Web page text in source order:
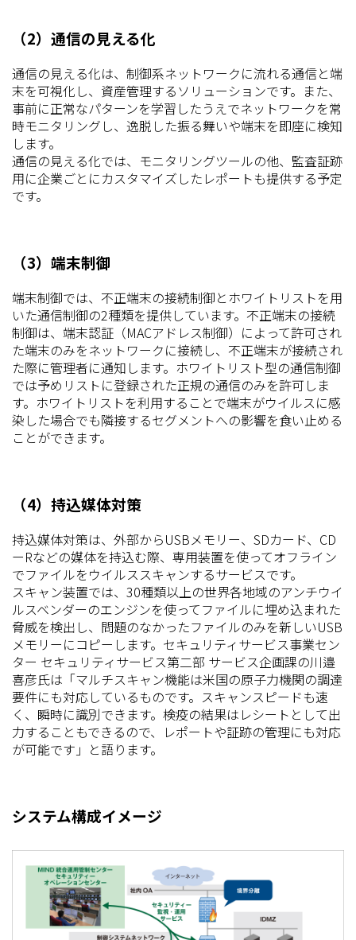
（2）通信の見える化
通信の見える化は、制御系ネットワークに流れる通信と端
末を可視化し、資産管理するソリューションです。また、
事前に正常なパターンを学習したうえでネットワークを常
時モニタリングし、逸脱した振る舞いや端末を即座に検知
します。
通信の見える化では、モニタリングツールの他、監査証跡
用に企業ごとにカスタマイズしたレポートも提供する予定
です。
（3）端末制御
端末制御では、不正端末の接続制御とホワイトリストを用
いた通信制御の2種類を提供しています。不正端末の接続
制御は、端末認証（MACアドレス制御）によって許可され
た端末のみをネットワークに接続し、不正端末が接続され
た際に管理者に通知します。ホワイトリスト型の通信制御
では予めリストに登録された正規の通信のみを許可しま
す。ホワイトリストを利用することで端末がウイルスに感
染した場合でも隣接するセグメントへの影響を食い止める
ことができます。
（4）持込媒体対策
持込媒体対策は、外部からUSBメモリー、SDカード、CD
ーRなどの媒体を持込む際、専用装置を使ってオフライン
でファイルをウイルススキャンするサービスです。
スキャン装置では、30種類以上の世界各地域のアンチウイ
ルスベンダーのエンジンを使ってファイルに埋め込まれた
脅威を検出し、問題のなかったファイルのみを新しいUSB
メモリーにコピーします。セキュリティサービス事業セン
ター セキュリティサービス第二部 サービス企画課の川邉
喜彦氏は「マルチスキャン機能は米国の原子力機関の調達
要件にも対応しているものです。スキャンスピードも速
く、瞬時に識別できます。検疫の結果はレシートとして出
力することもできるので、レポートや証跡の管理にも対応
が可能です」と語ります。
システム構成イメージ